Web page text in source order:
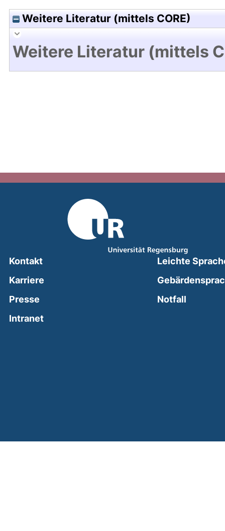
Weitere Literatur (mittels CORE)
Weitere Literatur (mittels
Kontakt
Karriere
Presse
Intranet(external link, opens in a new window)
Leichte
Notfall